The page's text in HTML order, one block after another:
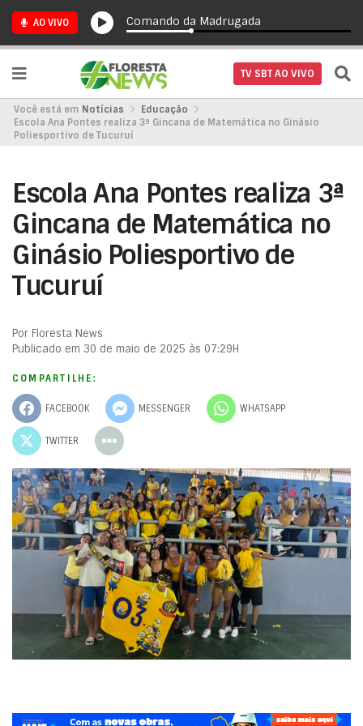
AO VIVO Comando da Madrugada
TV SBT AO VIVO
Você está em Notícias
Educação
Escola Ana Pontes realiza 3ª Gincana de Matemática no Ginásio
Poliesportivo de Tucuruí
Escola Ana Pontes realiza 3ª
Gincana de Matemática no
Ginásio Poliesportivo de
Tucuruí
Por Floresta News
Publicado em 30 de maio de 2025 às 07:29H
COMPARTILHE:
FACEBOOK MESSENGER WHATSAPP
TWITTER